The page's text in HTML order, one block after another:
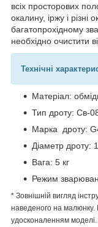
всіх просторових
окалину, іржу і різні
багатопрохідному
необхідно очистити
Технічні
Матеріал:
Тип дроту: Св-
Марка дроту:
Діаметр дроту:
Вага: 5 кг
Режим
* Зовнішній вигляд
наведеного на
удосконаленням